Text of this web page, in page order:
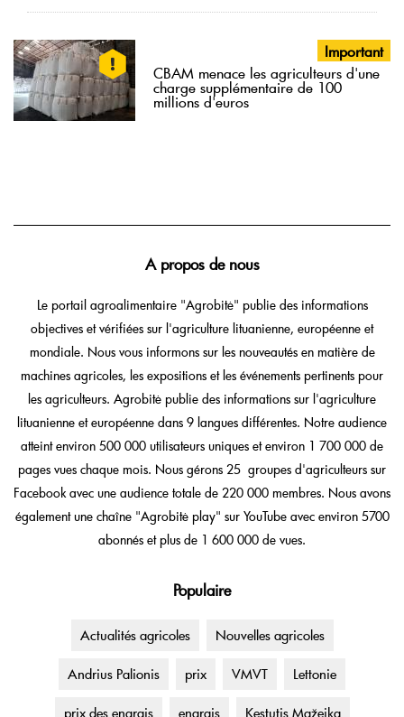
Important
CBAM menace les agriculteurs d'une
charge supplémentaire de 100
millions d'euros
A propos de nous
Le portail agroalimentaire "Agrobitė" publie des informations
objectives et vérifiées sur l'agriculture lituanienne, européenne et
mondiale. Nous vous informons sur les nouveautés en matière de
machines agricoles, les expositions et les événements pertinents pour
les agriculteurs. Agrobitė publie des informations sur l'agriculture
lituanienne et européenne dans 9 langues différentes. Notre audience
atteint environ 500 000 utilisateurs uniques et environ 1 700 000 de
pages vues chaque mois. Nous gérons 25 groupes d'agriculteurs sur
Facebook avec une audience totale de 220 000 membres. Nous avons
également une chaîne "Agrobitė play" sur YouTube avec environ 5700
abonnés et plus de 1 600 000 de vues.
Populaire
Actualités agricoles Nouvelles agricoles
Andrius Palionis prix VMVT Lettonie
prix des engrais engrais Kęstutis Mažeika